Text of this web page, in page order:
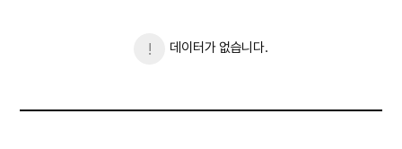
데이터가 없습니다.